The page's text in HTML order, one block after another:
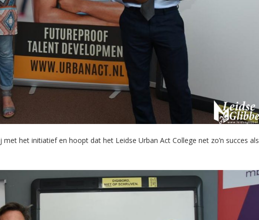
het initiatief en hoopt dat het Leidse Urban Act College net zo’n succes als